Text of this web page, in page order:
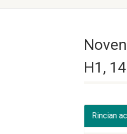
H1,
Rincian